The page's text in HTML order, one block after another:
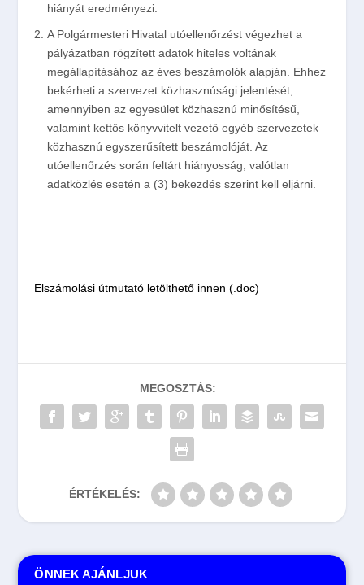
hiányát eredményezi.
A Polgármesteri Hivatal utóellenőrzést végezhet a
pályázatban rögzített adatok hiteles voltának
megállapításához az éves beszámolók alapján. Ehhez
bekérheti a szervezet közhasznúsági jelentését,
amennyiben az egyesület közhasznú minősítésű,
valamint kettős könyvvitelt vezető egyéb szervezetek
közhasznú egyszerűsített beszámolóját. Az
utóellenőrzés során feltárt hiányosság, valótlan
adatközlés esetén a (3) bekezdés szerint kell eljárni.
Elszámolási útmutató letölthető innen (.doc)
MEGOSZTÁS:
ÉRTÉKELÉS:
ÖNNEK AJÁNLJUK